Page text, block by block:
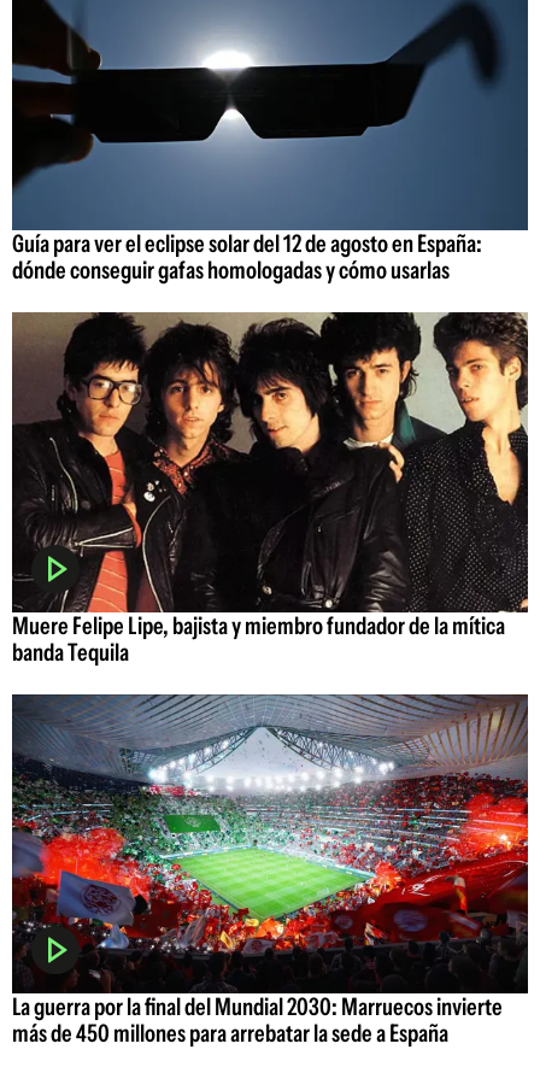
Guía para ver el eclipse solar del 12 de agosto en España:
dónde conseguir gafas homologadas y cómo usarlas
Muere Felipe Lipe, bajista y miembro fundador de la mítica
banda Tequila
La guerra por la final del Mundial 2030: Marruecos invierte
más de 450 millones para arrebatar la sede a España